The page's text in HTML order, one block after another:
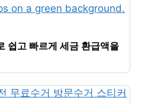
쉽고 빠르게 세금 환급액을